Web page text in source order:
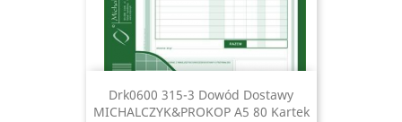
Drk0600 315-3 Dowód Dostawy
MICHALCZYK&PROKOP A5 80 Kartek